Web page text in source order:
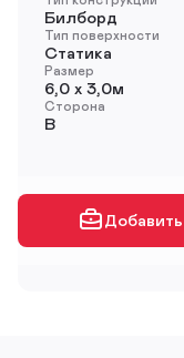
Билборд
Тип поверхности
Статика
Размер
6,0 х 3,0м
Сторона
B
Добавить